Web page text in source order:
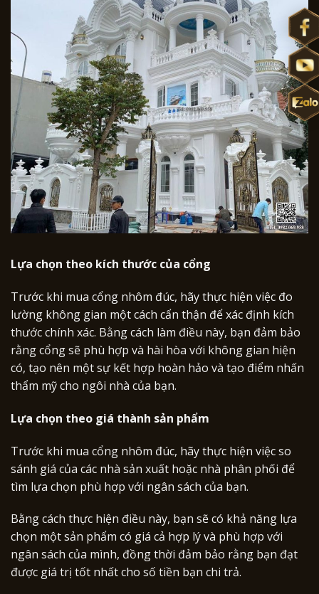
Lựa chọn theo kích thước của cổng
Trước khi mua cổng nhôm đúc, hãy thực hiện việc đo
lường không gian một cách cẩn thận để xác định kích
thước chính xác. Bằng cách làm điều này, bạn đảm bảo
rằng cổng sẽ phù hợp và hài hòa với không gian hiện
có, tạo nên một sự kết hợp hoàn hảo và tạo điểm nhấn
thẩm mỹ cho ngôi nhà của bạn.
Lựa chọn theo giá thành sản phẩm
Trước khi mua cổng nhôm đúc, hãy thực hiện việc so
sánh giá của các nhà sản xuất hoặc nhà phân phối để
tìm lựa chọn phù hợp với ngân sách của bạn.
Bằng cách thực hiện điều này, bạn sẽ có khả năng lựa
chọn một sản phẩm có giá cả hợp lý và phù hợp với
ngân sách của mình, đồng thời đảm bảo rằng bạn đạt
được giá trị tốt nhất cho số tiền bạn chi trả.